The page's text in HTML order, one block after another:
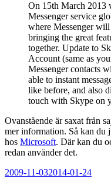
On 15th March 2013
Messenger service
where Messenger
bringing the great
together. Update to
Account (same as
Messenger contacts
able to instant
like before, and also
touch with Skype on
Ovanstående är saxat från
mer information. Så kan du
hos Microsoft. Där kan du
redan använder det.
Publicerat
2009-11-032014-01-24